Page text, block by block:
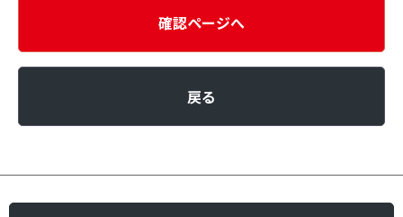
確認ページへ
戻る